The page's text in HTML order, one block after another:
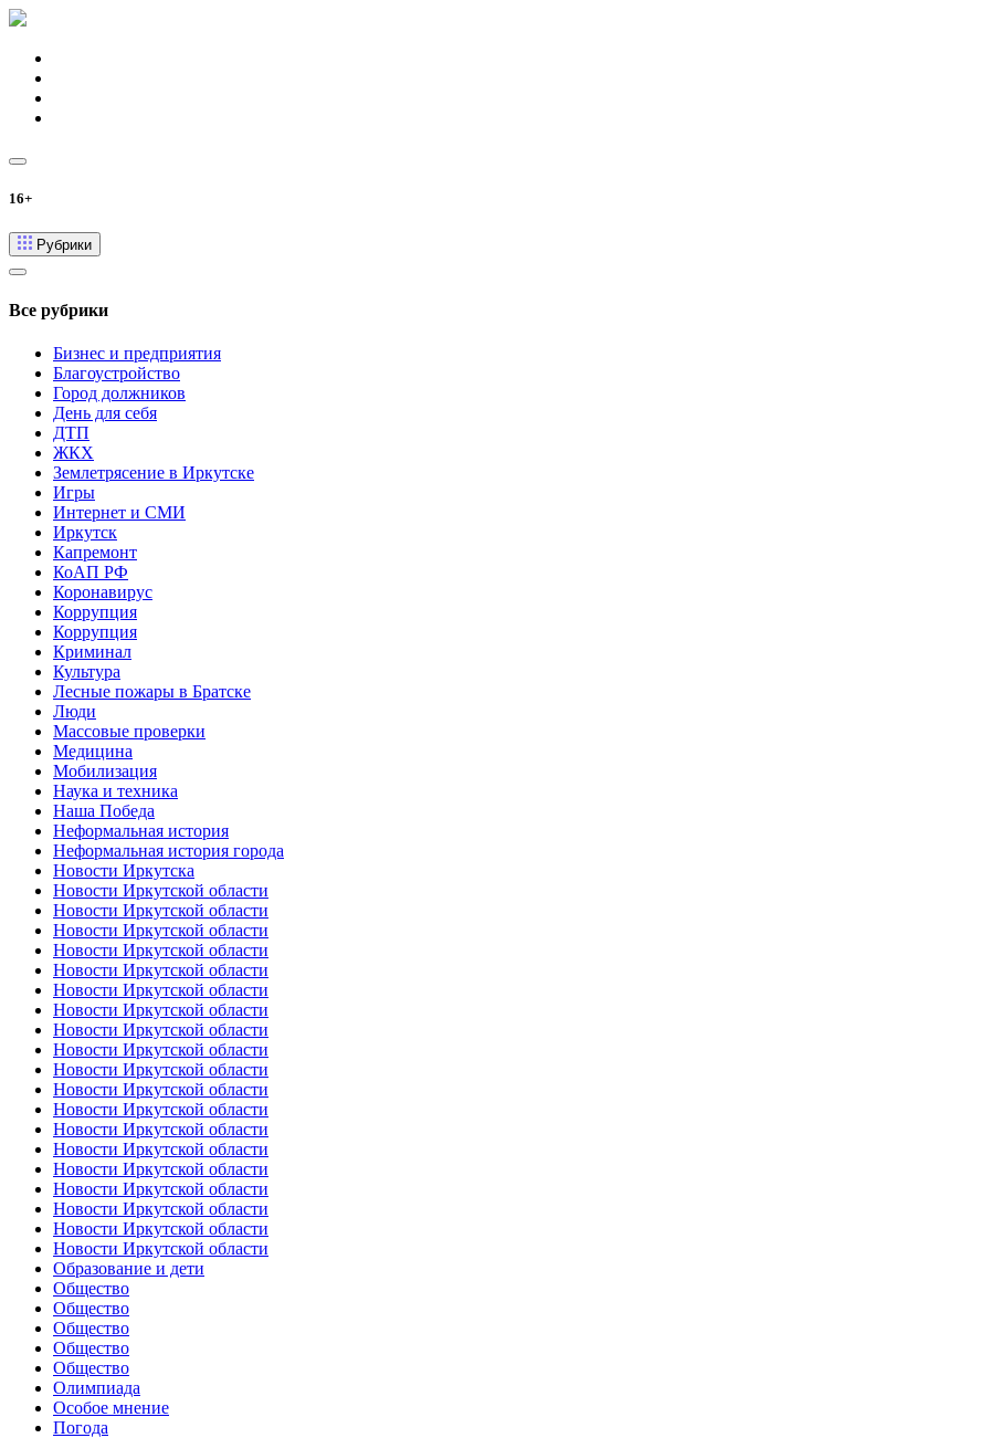
16+
Рубрики
Все рубрики
Бизнес и предприятия
Благоустройство
Город должников
День для себя
ДТП
ЖКХ
Землетрясение в Иркутске
Игры
Интернет и СМИ
Иркутск
Капремонт
КоАП РФ
Коронавирус
Коррупция
Коррупция
Криминал
Культура
Лесные пожары в Братске
Люди
Массовые проверки
Медицина
Мобилизация
Наука и техника
Наша Победа
Неформальная история
Неформальная история города
Новости Иркутска
Новости Иркутской области
Новости Иркутской области
Новости Иркутской области
Новости Иркутской области
Новости Иркутской области
Новости Иркутской области
Новости Иркутской области
Новости Иркутской области
Новости Иркутской области
Новости Иркутской области
Новости Иркутской области
Новости Иркутской области
Новости Иркутской области
Новости Иркутской области
Новости Иркутской области
Новости Иркутской области
Новости Иркутской области
Новости Иркутской области
Новости Иркутской области
Образование и дети
Общество
Общество
Общество
Общество
Общество
Олимпиада
Особое мнение
Погода